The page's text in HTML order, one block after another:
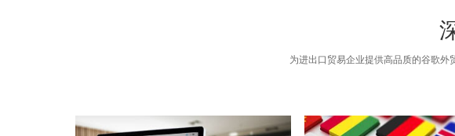
为进出口贸易企业提供高品质的谷歌外